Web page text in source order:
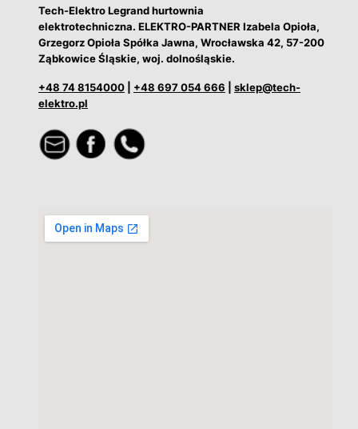
Tech-Elektro Legrand hurtownia
elektrotechniczna. ELEKTRO-PARTNER Izabela Opioła,
Grzegorz Opioła Spółka Jawna, Wrocławska 42, 57-200
Ząbkowice Śląskie, woj. dolnośląskie.
+48 74 8154000 +48 697 054 666
sklep@tech-
elektro.pl